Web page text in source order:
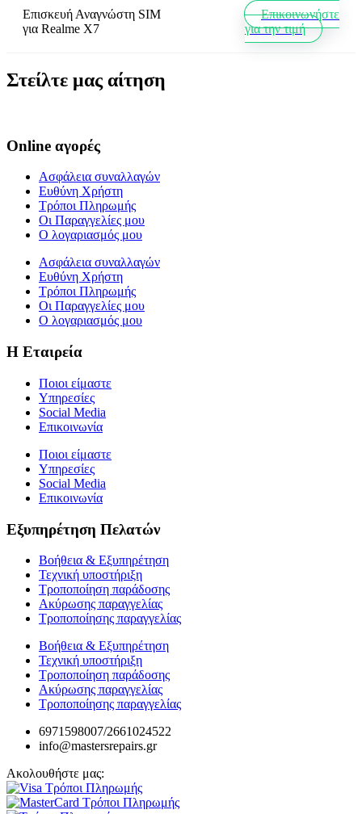
Επισκευή Αναγνώστη SIM
για Realme X7
Επικοινωνήστε
για την τιμή
Στείλτε μας αίτηση
Online αγορές
Ασφάλεια συναλλαγών
Ευθύνη Χρήστη
Τρόποι Πληρωμής
Οι Παραγγελίες μου
Ο λογαριασμός μου
Ασφάλεια συναλλαγών
Ευθύνη Χρήστη
Τρόποι Πληρωμής
Οι Παραγγελίες μου
Ο λογαριασμός μου
Η Εταιρεία
Ποιοι είμαστε
Υπηρεσίες
Social Media
Επικοινωνία
Ποιοι είμαστε
Υπηρεσίες
Social Media
Επικοινωνία
Εξυπηρέτηση Πελατών
Βοήθεια & Εξυπηρέτηση
Τεχνική υποστήριξη
Τροποποίηση παράδοσης
Ακύρωσης παραγγελίας
Τροποποίησης παραγγελίας
Βοήθεια & Εξυπηρέτηση
Τεχνική υποστήριξη
Τροποποίηση παράδοσης
Ακύρωσης παραγγελίας
Τροποποίησης παραγγελίας
6971598007/2661024522
info@mastersrepairs.gr
Ακολουθήστε μας: